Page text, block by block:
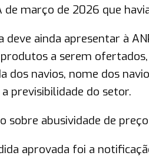
de março de 2026 que
deve ainda apresentar à
a serem
dos navios, nome dos
previsibilidade do setor.
sobre abusividade de
aprovada foi a